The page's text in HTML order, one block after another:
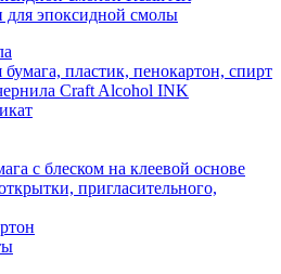
эпоксидной смолы
бумага, пластик, пенокартон, спирт
Craft Alcohol INK
с блеском на клеевой основе
пригласительного,